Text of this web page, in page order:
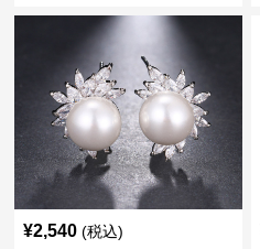
¥2,540 (税込)